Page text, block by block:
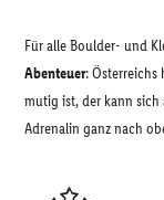
Für alle Boulder- und
Abenteuer:
mutig ist, der kann sich
Adrenalin ganz nach